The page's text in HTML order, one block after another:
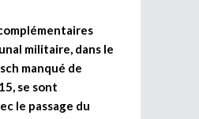
militaire, dans le
manqué de
se sont
le passage du